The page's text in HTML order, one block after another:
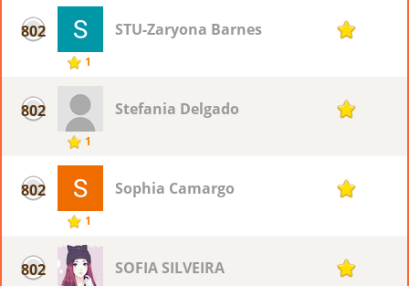
802
1
STU-Zaryona Barnes 1
802
1
Stefania Delgado 1
802
1
Sophia Camargo 1
802 SOFIA SILVEIRA 1